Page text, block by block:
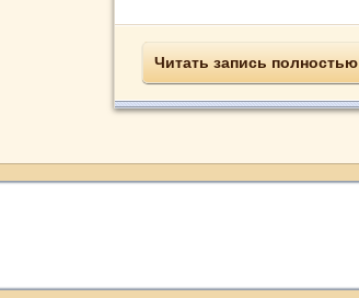
Читать запись полностью